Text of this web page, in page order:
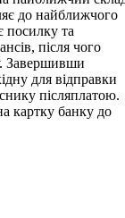
до найближчого
посилку та
після чого
Завершивши
для відправки
післяплатою.
картку банку до